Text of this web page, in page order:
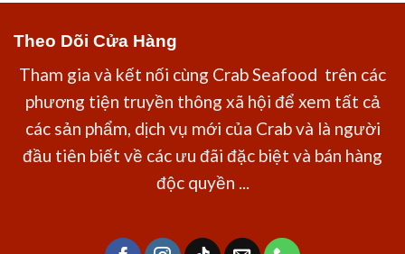
Theo Dõi Cửa Hàng
Tham gia và kết nối cùng Crab Seafood trên các
phương tiện truyền thông xã hội để xem tất cả
các sản phẩm, dịch vụ mới của Crab và là người
đầu tiên biết về các ưu đãi đặc biệt và bán hàng
độc quyền ...